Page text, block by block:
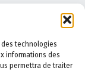
technologies
informations des
permettra de traiter
de